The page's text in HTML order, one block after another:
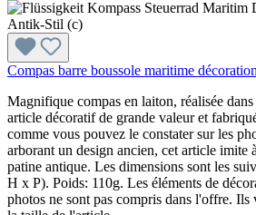
Compas barre boussole maritime
Magnifique compas en laiton, réalisée
article décoratif de grande valeur et
comme vous pouvez le constater sur les
arborant un design ancien, cet article imite
patine antique. Les dimensions sont les
H x P). Poids: 110g. Les éléments de
photos ne sont pas compris dans l'offre. Ils